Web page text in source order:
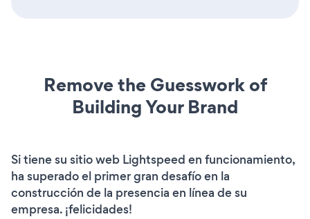
Remove the Guesswork of
Building Your Brand
Si tiene su sitio web Lightspeed en funcionamiento,
ha superado el primer gran desafío en la
construcción de la presencia en línea de su
empresa. ¡felicidades!